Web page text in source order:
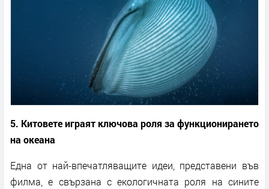
5. Китовете играят ключова роля за функционирането
на океана
Една от най-впечатляващите идеи, представени във
филма, е свързана с екологичната роля на сините